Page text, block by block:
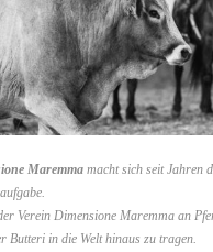
Maremma macht sich seit Jahren
Verein Dimensione Maremma an
Butteri in die Welt hinaus zu tragen.